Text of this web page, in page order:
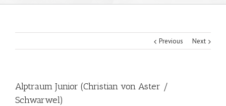
Previous Next
Alptraum Junior (Christian von Aster /
Schwarwel)